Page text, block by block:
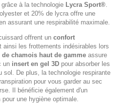
grâce à la technologie Lycra Sport®.
et 20% de lycra offre une
assurant une respirabilité maximale.
offrent un confort
ainsi les frottements indésirables lors
de chamois haut de gamme assure
un insert en gel 3D pour absorber les
sol. De plus, la technologie respirante
pour vous garder au sec
Il bénéficie également d'un
pour une hygiène optimale.